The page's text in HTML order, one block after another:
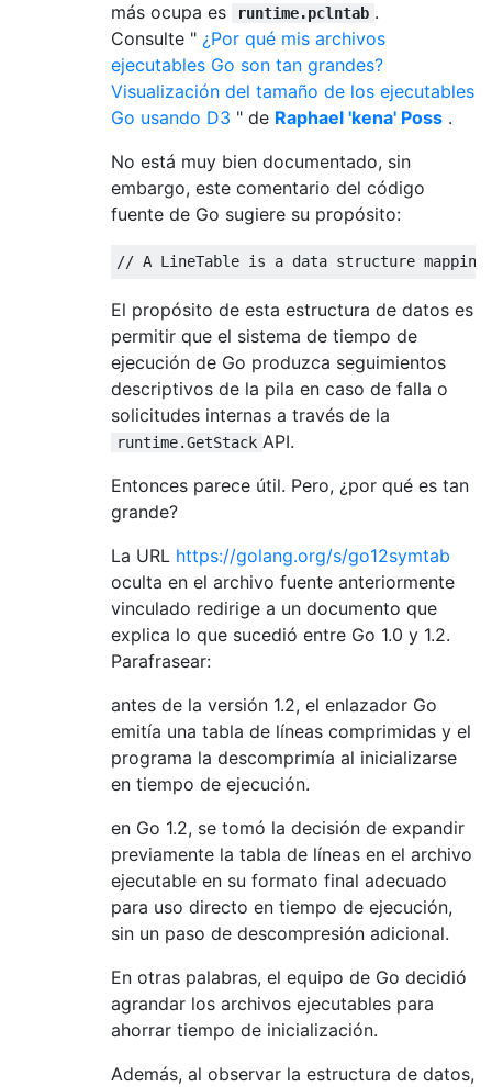
más ocupa es runtime.pclntab .
Consulte " ¿Por qué mis archivos
ejecutables Go son tan grandes?
Visualización del tamaño de los ejecutables
Go usando D3 " de Raphael 'kena' Poss .
No está muy bien documentado, sin
embargo, este comentario del código
fuente de Go sugiere su propósito:
// A LineTable is a data structure mapping
El propósito de esta estructura de datos es
permitir que el sistema de tiempo de
ejecución de Go produzca seguimientos
descriptivos de la pila en caso de falla o
solicitudes internas a través de la
runtime.GetStack API.
Entonces parece útil. Pero, ¿por qué es tan
grande?
La URL https://golang.org/s/go12symtab
oculta en el archivo fuente anteriormente
vinculado redirige a un documento que
explica lo que sucedió entre Go 1.0 y 1.2.
Parafrasear:
antes de la versión 1.2, el enlazador Go
emitía una tabla de líneas comprimidas y el
programa la descomprimía al inicializarse
en tiempo de ejecución.
en Go 1.2, se tomó la decisión de expandir
previamente la tabla de líneas en el archivo
ejecutable en su formato final adecuado
para uso directo en tiempo de ejecución,
sin un paso de descompresión adicional.
En otras palabras, el equipo de Go decidió
agrandar los archivos ejecutables para
ahorrar tiempo de inicialización.
Además, al observar la estructura de datos,